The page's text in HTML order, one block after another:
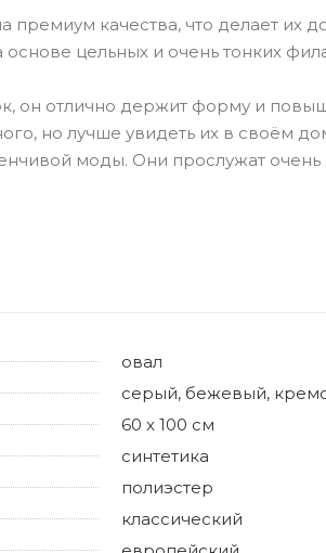
премиум качества, что делает их
цельных и очень тонких
он отлично держит форму и
но лучше увидеть их в своём
моды. Они прослужат
овал
серый, бежевый,
60 x 100 см
синтетика
полиэстер
классический